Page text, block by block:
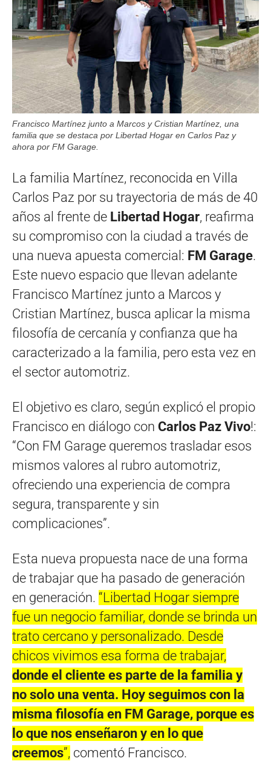
Francisco Martínez junto a Marcos y Cristian Martínez, una
familia que se destaca por Libertad Hogar en Carlos Paz y
ahora por FM Garage.
La familia Martínez, reconocida en Villa
Carlos Paz por su trayectoria de más de 40
años al frente de Libertad Hogar, reafirma
su compromiso con la ciudad a través de
una nueva apuesta comercial: FM Garage.
Este nuevo espacio que llevan adelante
Francisco Martínez junto a Marcos y
Cristian Martínez, busca aplicar la misma
filosofía de cercanía y confianza que ha
caracterizado a la familia, pero esta vez en
el sector automotriz.
El objetivo es claro, según explicó el propio
Francisco en diálogo con Carlos Paz Vivo!:
“Con FM Garage queremos trasladar esos
mismos valores al rubro automotriz,
ofreciendo una experiencia de compra
segura, transparente y sin
complicaciones”.
Esta nueva propuesta nace de una forma
de trabajar que ha pasado de generación
en generación. “Libertad Hogar siempre
fue un negocio familiar, donde se brinda un
trato cercano y personalizado. Desde
chicos vivimos esa forma de trabajar,
donde el cliente es parte de la familia y
no solo una venta. Hoy seguimos con la
misma filosofía en FM Garage, porque es
lo que nos enseñaron y en lo que
creemos”, comentó Francisco.